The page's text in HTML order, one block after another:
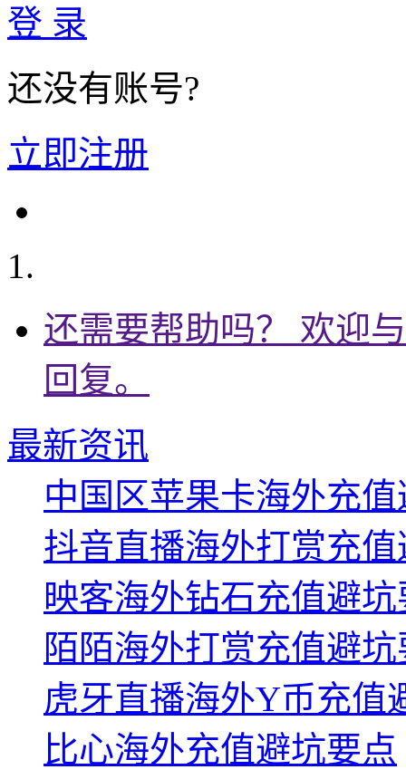
登 录
还没有账号?
立即注册
还需要帮助吗？ 欢迎
回复。
最新资讯
中国区苹果卡海外充
抖音直播海外打赏充
映客海外钻石充值避
陌陌海外打赏充值避
虎牙直播海外Y币充值
比心海外充值避坑要点